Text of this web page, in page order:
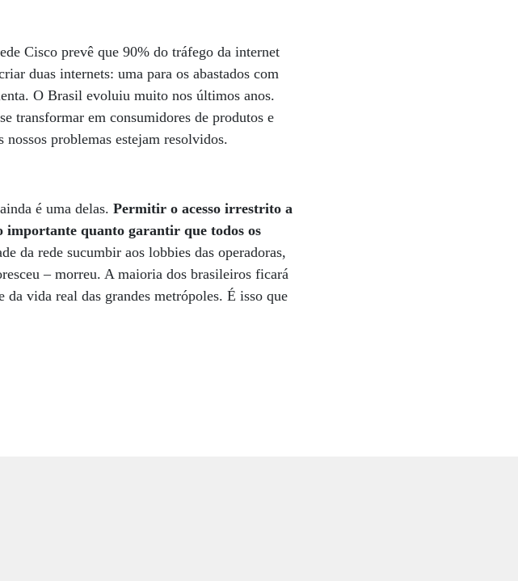
Cisco prevê que 90% do tráfego da internet
duas internets: uma para os abastados com
O Brasil evoluiu muito nos últimos anos.
transformar em consumidores de produtos e
problemas estejam resolvidos.
é uma delas.Permitir o acesso irrestrito a
importante quanto garantir que todos os
da rede sucumbir aos lobbies das operadoras,
– morreu. A maioria dos brasileiros ficará
vida real das grandes metrópoles. É isso que